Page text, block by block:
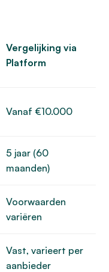
Vergelijking via
Platform
Vanaf €10.000
5 jaar (60
maanden)
Voorwaarden
variëren
Vast, varieert per
aanbieder